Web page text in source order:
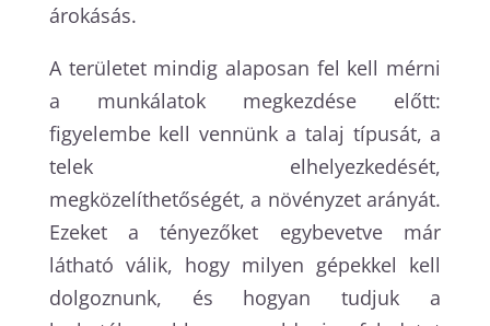
árokásás.
A területet mindig alaposan fel kell mérni
a munkálatok megkezdése előtt:
figyelembe kell vennünk a talaj típusát, a
telek elhelyezkedését,
megközelíthetőségét, a növényzet arányát.
Ezeket a tényezőket egybevetve már
látható válik, hogy milyen gépekkel kell
dolgoznunk, és hogyan tudjuk a